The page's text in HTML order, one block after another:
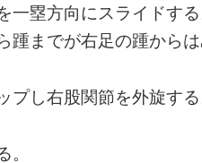
塁方向にスライドする
までが右足の踵からは
し右股関節を外旋する